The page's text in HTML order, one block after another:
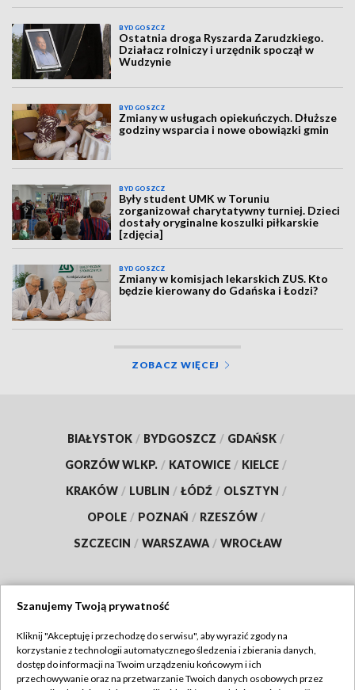
BYDGOSZCZ
Ostatnia droga Ryszarda Zarudzkiego.
Działacz rolniczy i urzędnik spoczął w
Wudzynie
BYDGOSZCZ
Zmiany w usługach opiekuńczych. Dłuższe
godziny wsparcia i nowe obowiązki gmin
BYDGOSZCZ
Były student UMK w Toruniu
zorganizował charytatywny turniej. Dzieci
dostały oryginalne koszulki piłkarskie
[zdjęcia]
BYDGOSZCZ
Zmiany w komisjach lekarskich ZUS. Kto
będzie kierowany do Gdańska i Łodzi?
ZOBACZ WIĘCEJ
BIAŁYSTOK / BYDGOSZCZ / GDAŃSK /
GORZÓW WLKP. / KATOWICE / KIELCE /
KRAKÓW / LUBLIN / ŁÓDŹ / OLSZTYN /
OPOLE / POZNAŃ / RZESZÓW /
SZCZECIN / WARSZAWA / WROCŁAW
TVP
Abonament TVP
Regulamin TVP
Szanujemy Twoją prywatność
Kliknij "Akceptuję i przechodzę do serwisu", aby wyrazić zgody na
korzystanie z technologii automatycznego śledzenia i zbierania danych,
dostęp do informacji na Twoim urządzeniu końcowym i ich
przechowywanie oraz na przetwarzanie Twoich danych osobowych przez